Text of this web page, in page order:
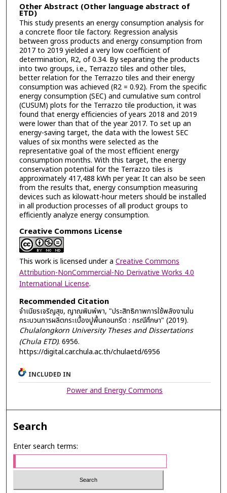
Other Abstract (Other language abstract of
ETD)
This study presents an energy consumption analysis for
a concrete floor tile factory. Regression analysis
between gross products and energy consumption from
2017 to 2019 yielded a very low coefficient of
determination, R2, of 0.34. By separating the products
into two groups, i.e., Terrazzo tiles and other tiles,
better relation for the Terrazzo tiles and their energy
consumption was achieved (R2 = 0.92). From the specific
energy consumption (SEC) and cumulative sum control
(CUSUM) plots for the Terrazzo tile production, it was
found that energy efficiencies of years 2018 and 2019
were lower than that of the year 2017. To set up an
energy-saving target, the data with the lowest SEC
values of six months were selected as the
representative goal of the most efficient energy
consumption months. With this target, the energy
conservation potential for the Terrazzo tiles is
approximately 417,488 kWh per year. It can also be seen
from the results that, energy consumption measuring
devices such as kilowatt-hour meters should be installed
in all production processes of all product groups to
efficiently analyze energy consumption.
Creative Commons License
This work is licensed under a Creative Commons
Attribution-NonCommercial-No Derivative Works 4.0
International License.
Recommended Citation
จำเนียรเจริญสุข, ญาณพิมพ์พา, "ประสิทธิภาพการใช้พลังงานใน
กระบวนการผลิตกระเบื้องปูพื้นคอนกรีต : กรณีศึกษา" (2019).
Chulalongkorn University Theses and Dissertations
(Chula ETD). 6956.
https://digital.car.chula.ac.th/chulaetd/6956
INCLUDED IN
Power and Energy Commons
Search
Enter search terms: